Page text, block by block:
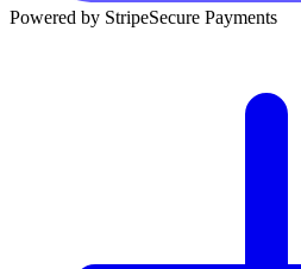
Powered by StripeSecure Payments